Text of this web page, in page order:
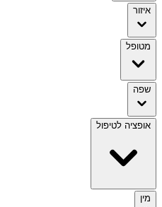
איזור
מטופל
שפה
אופציה לטיפול
מין